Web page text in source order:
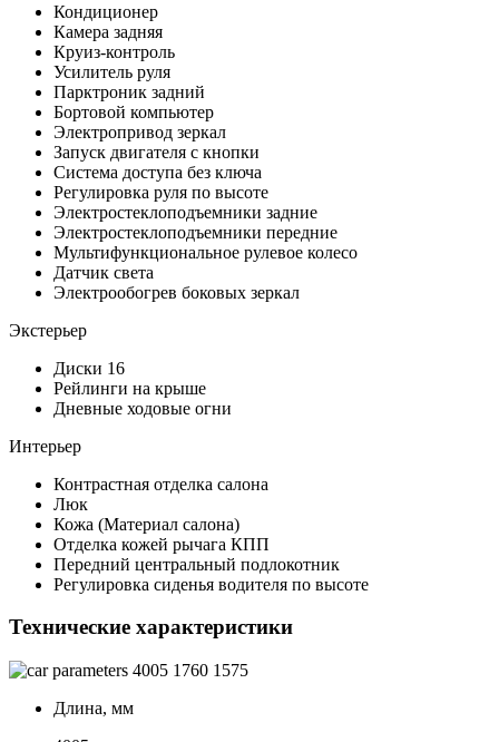
Кондиционер
Камера задняя
Круиз-контроль
Усилитель руля
Парктроник задний
Бортовой компьютер
Электропривод зеркал
Запуск двигателя с кнопки
Система доступа без ключа
Регулировка руля по высоте
Электростеклоподъемники задние
Электростеклоподъемники передние
Мультифункциональное рулевое колесо
Датчик света
Электрообогрев боковых зеркал
Экстерьер
Диски 16
Рейлинги на крыше
Дневные ходовые огни
Интерьер
Контрастная отделка салона
Люк
Кожа (Материал салона)
Отделка кожей рычага КПП
Передний центральный подлокотник
Регулировка сиденья водителя по высоте
Технические характеристики
4005 1760 1575
Длина, мм